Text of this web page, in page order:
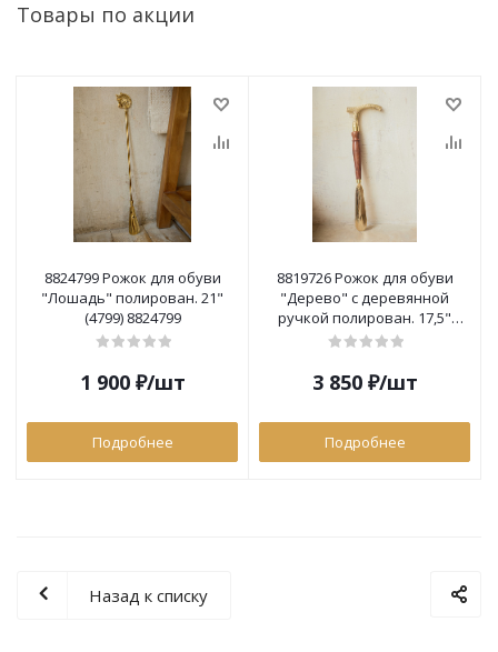
Товары по акции
8824799 Рожок для обуви
"Лошадь" полирован. 21"
(4799) 8824799
1 900₽/шт
Подробнее
8819726 Рожок для обуви
"Дерево" с деревянной
ручкой полирован. 17,5"
(19726) 8819726
3 850₽/шт
Подробнее
Назад к списку